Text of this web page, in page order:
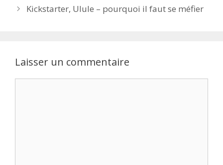
Kickstarter, Ulule – pourquoi il faut se méfier
Laisser un commentaire